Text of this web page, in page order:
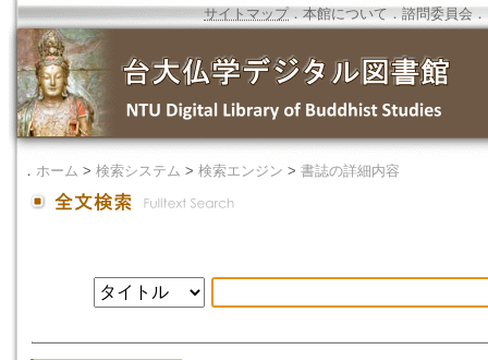
サイトマップ．本館について ． 諮問委員会 ．
． ホーム > 検索システム > 検索エンジン > 書誌の詳細内容